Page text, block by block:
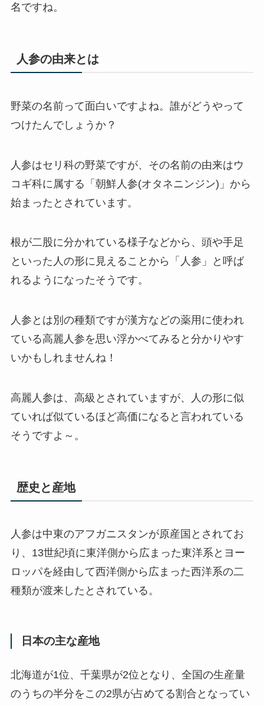
名ですね。
人参の由来とは
野菜の名前って面白いですよね。誰がどうやって
つけたんでしょうか？
人参はセリ科の野菜ですが、その名前の由来はウ
コギ科に属する「朝鮮人参(オタネニンジン)」から
始まったとされています。
根が二股に分かれている様子などから、頭や手足
といった人の形に見えることから「人参」と呼ば
れるようになったそうです。
人参とは別の種類ですが漢方などの薬用に使われ
ている高麗人参を思い浮かべてみると分かりやす
いかもしれませんね！
高麗人参は、高級とされていますが、人の形に似
ていれば似ているほど高価になると言われている
そうですよ～。
歴史と産地
人参は中東のアフガニスタンが原産国とされてお
り、13世紀頃に東洋側から広まった東洋系とヨー
ロッパを経由して西洋側から広まった西洋系の二
種類が渡来したとされている。
日本の主な産地
北海道が1位、千葉県が2位となり、全国の生産量
のうちの半分をこの2県が占めてる割合となってい